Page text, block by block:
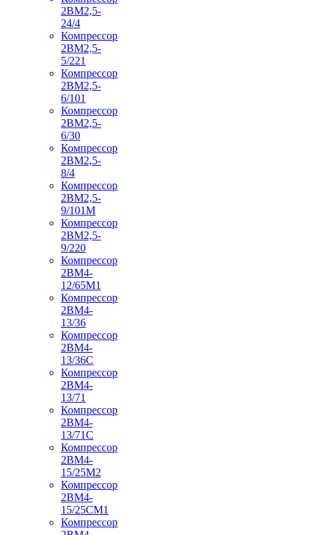
2ВМ2,5-
24/4
Компрессор
2ВМ2,5-
5/221
Компрессор
2ВМ2,5-
6/101
Компрессор
2ВМ2,5-
6/30
Компрессор
2ВМ2,5-
8/4
Компрессор
2ВМ2,5-
9/101М
Компрессор
2ВМ2,5-
9/220
Компрессор
2ВМ4-
12/65М1
Компрессор
2ВМ4-
13/36
Компрессор
2ВМ4-
13/36С
Компрессор
2ВМ4-
13/71
Компрессор
2ВМ4-
13/71С
Компрессор
2ВМ4-
15/25М2
Компрессор
2ВМ4-
15/25СМ1
Компрессор